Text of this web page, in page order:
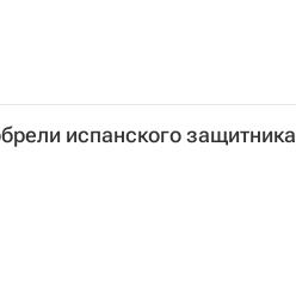
испанского защитника